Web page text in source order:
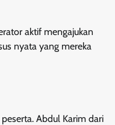
aktif mengajukan
nyata yang mereka
Abdul Karim dari